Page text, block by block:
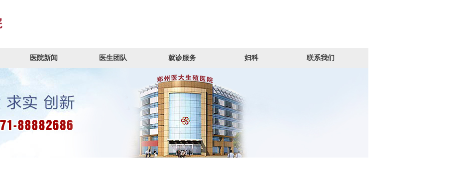
医院新闻 医生团队 就诊服务 妇科 联系我们